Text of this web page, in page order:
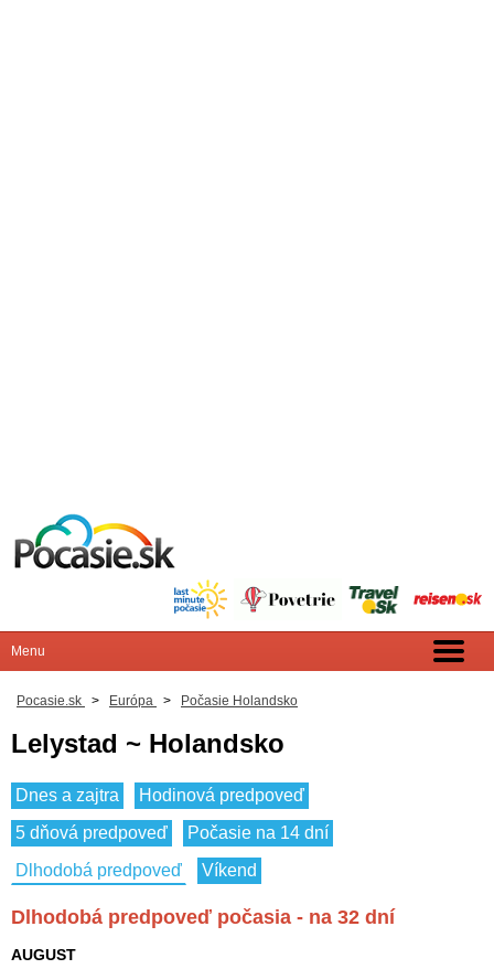
Pocasie.sk > Európa > Počasie Holandsko
Lelystad ~ Holandsko
Dnes a zajtra
Hodinová predpoveď
5 dňová predpoveď
Počasie na 14 dní
Dlhodobá predpoveď
Víkend
Dlhodobá predpoveď počasia - na 32 dní
AUGUST